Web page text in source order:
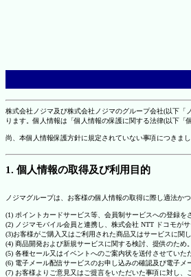
株式会社ノジマ及び株式会社ノジマのグループ会社(以下
ります。個人情報は「個人情報の保護に関する法律(以下
尚、本個人情報保護方針に規定されていない事項につきま
1. 個人情報の取得及び利用目的
ノジマグループは、お客様の個人情報の取得に際し適法か
(1) ポイントカードサービス等、会員制サービスへの登録を
(2) ノジマモバイル会員と連携し、株式会社 NTT ドコモが
(3)お客様がご購入又はご利用された商品又はサービスに関
(4) 商品開発および新規サービスに関する検討、提供のため。
(5) 各種セール又はイベントへのご案内状を送付させていた
(6) 電子メール配信サービスのお申し込みの確認及び電子メ
(7) お客様よりご意見又はご提言をいただいた事項に対し、